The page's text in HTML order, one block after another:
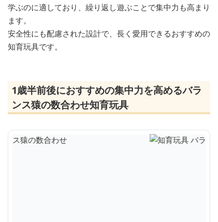
学ぶのに適しており、繰り返し遊ぶことで集中力も高まり
ます。
安全性にも配慮された設計で、長く愛用できるおすすめの
知育玩具です。
1歳半前後におすすめの集中力を高めるバラ
ンス猿の数合わせ知育玩具